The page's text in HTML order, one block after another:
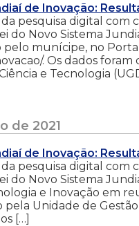
de Inovação:
pesquisa digital com
do Novo Sistema
pelo munícipe, no
. Os dados
e Tecnologia
de 2021
de Inovação:
pesquisa digital com
do Novo Sistema
e Inovação em
pela Unidade de
[…]